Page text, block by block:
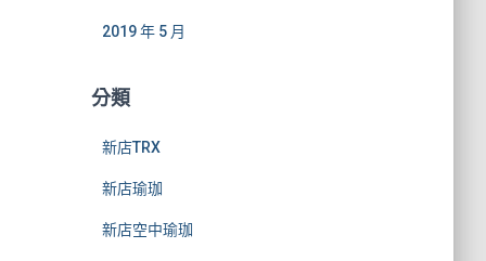
2019 年 5 月
分類
新店TRX
新店瑜珈
新店空中瑜珈